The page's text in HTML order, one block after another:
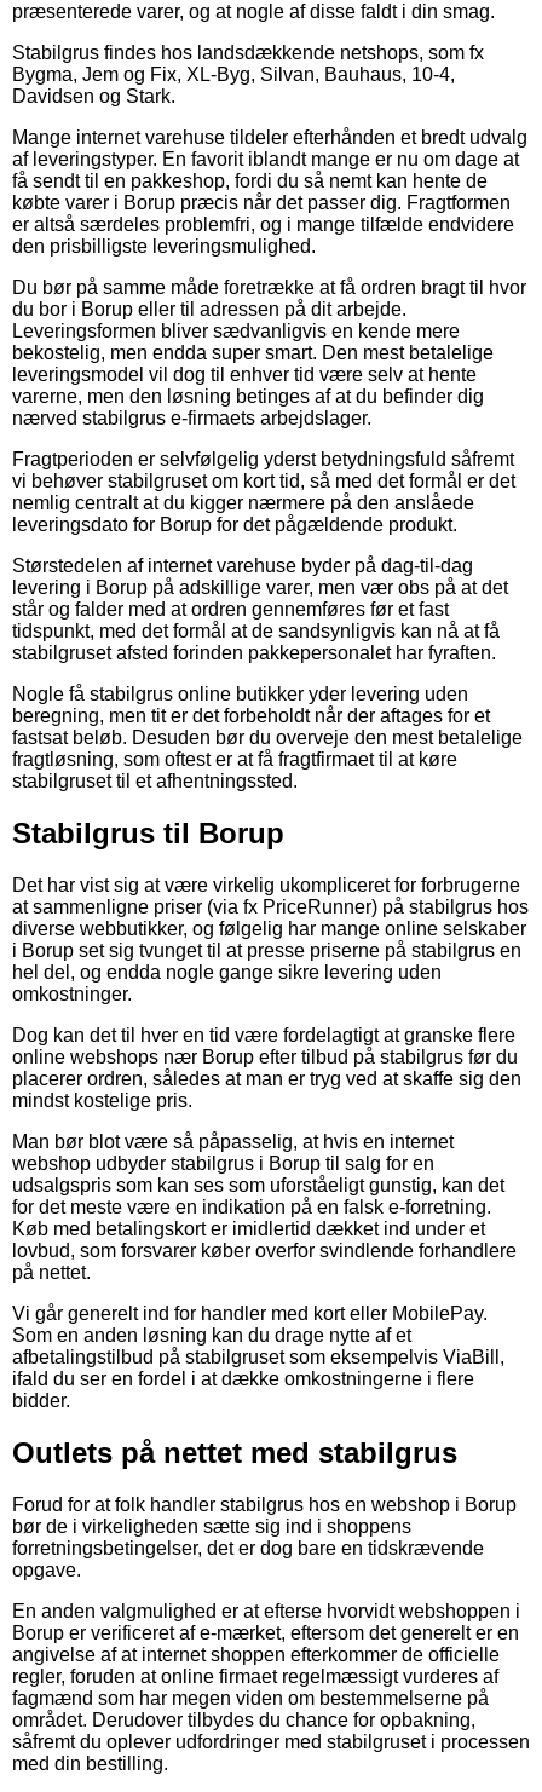
præsenterede varer, og at nogle af disse faldt i din smag.
Stabilgrus findes hos landsdækkende netshops, som fx
Bygma, Jem og Fix, XL-Byg, Silvan, Bauhaus, 10-4,
Davidsen og Stark.
Mange internet varehuse tildeler efterhånden et bredt udvalg
af leveringstyper. En favorit iblandt mange er nu om dage at
få sendt til en pakkeshop, fordi du så nemt kan hente de
købte varer i Borup præcis når det passer dig. Fragtformen
er altså særdeles problemfri, og i mange tilfælde endvidere
den prisbilligste leveringsmulighed.
Du bør på samme måde foretrække at få ordren bragt til hvor
du bor i Borup eller til adressen på dit arbejde.
Leveringsformen bliver sædvanligvis en kende mere
bekostelig, men endda super smart. Den mest betalelige
leveringsmodel vil dog til enhver tid være selv at hente
varerne, men den løsning betinges af at du befinder dig
nærved stabilgrus e-firmaets arbejdslager.
Fragtperioden er selvfølgelig yderst betydningsfuld såfremt
vi behøver stabilgruset om kort tid, så med det formål er det
nemlig centralt at du kigger nærmere på den anslåede
leveringsdato for Borup for det pågældende produkt.
Størstedelen af internet varehuse byder på dag-til-dag
levering i Borup på adskillige varer, men vær obs på at det
står og falder med at ordren gennemføres før et fast
tidspunkt, med det formål at de sandsynligvis kan nå at få
stabilgruset afsted forinden pakkepersonalet har fyraften.
Nogle få stabilgrus online butikker yder levering uden
beregning, men tit er det forbeholdt når der aftages for et
fastsat beløb. Desuden bør du overveje den mest betalelige
fragtløsning, som oftest er at få fragtfirmaet til at køre
stabilgruset til et afhentningssted.
Stabilgrus til Borup
Det har vist sig at være virkelig ukompliceret for forbrugerne
at sammenligne priser (via fx PriceRunner) på stabilgrus hos
diverse webbutikker, og følgelig har mange online selskaber
i Borup set sig tvunget til at presse priserne på stabilgrus en
hel del, og endda nogle gange sikre levering uden
omkostninger.
Dog kan det til hver en tid være fordelagtigt at granske flere
online webshops nær Borup efter tilbud på stabilgrus før du
placerer ordren, således at man er tryg ved at skaffe sig den
mindst kostelige pris.
Man bør blot være så påpasselig, at hvis en internet
webshop udbyder stabilgrus i Borup til salg for en
udsalgspris som kan ses som uforståeligt gunstig, kan det
for det meste være en indikation på en falsk e-forretning.
Køb med betalingskort er imidlertid dækket ind under et
lovbud, som forsvarer køber overfor svindlende forhandlere
på nettet.
Vi går generelt ind for handler med kort eller MobilePay.
Som en anden løsning kan du drage nytte af et
afbetalingstilbud på stabilgruset som eksempelvis ViaBill,
ifald du ser en fordel i at dække omkostningerne i flere
bidder.
Outlets på nettet med stabilgrus
Forud for at folk handler stabilgrus hos en webshop i Borup
bør de i virkeligheden sætte sig ind i shoppens
forretningsbetingelser, det er dog bare en tidskrævende
opgave.
En anden valgmulighed er at efterse hvorvidt webshoppen i
Borup er verificeret af e-mærket, eftersom det generelt er en
angivelse af at internet shoppen efterkommer de officielle
regler, foruden at online firmaet regelmæssigt vurderes af
fagmænd som har megen viden om bestemmelserne på
området. Derudover tilbydes du chance for opbakning,
såfremt du oplever udfordringer med stabilgruset i processen
med din bestilling.